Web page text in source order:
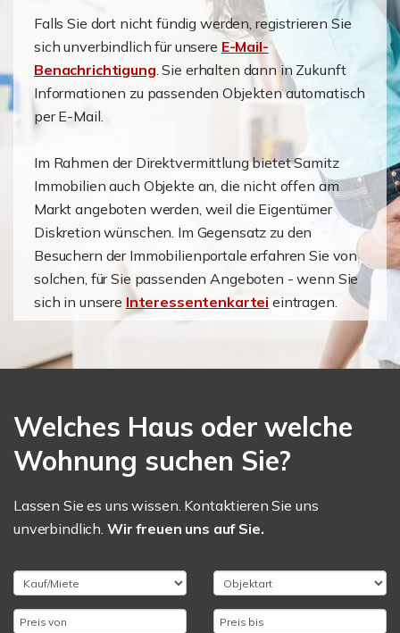
Falls Sie dort nicht fündig werden, registrieren Sie
sich unverbindlich für unsere E-Mail-
Benachrichtigung. Sie erhalten dann in Zukunft
Informationen zu passenden Objekten automatisch
per E-Mail.
Im Rahmen der Direktvermittlung bietet Samitz
Immobilien auch Objekte an, die nicht offen am
Markt angeboten werden, weil die Eigentümer
Diskretion wünschen. Im Gegensatz zu den
Besuchern der Immobilienportale erfahren Sie von
solchen, für Sie passenden Angeboten - wenn Sie
sich in unsere Interessentenkartei eintragen.
Welches Haus oder welche
Wohnung suchen Sie?
Lassen Sie es uns wissen. Kontaktieren Sie uns
unverbindlich. Wir freuen uns auf Sie.